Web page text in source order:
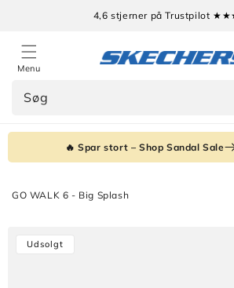
4,6 stjerner på Trustpilot
Menu
Søg
🔥 Spar stort – Shop Sandal Sale
GO WALK 6 - Big Splash
Udsolgt